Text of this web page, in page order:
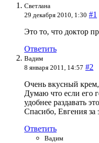
Светлана
29 декабря 2010, 1:30 #1
Это то, что доктор
Ответить
Вадим
8 января 2011, 14:57 #2
Очень вкусный крем,
Думаю что если его
удобнее раздавать
Спасибо, Евгения за
Ответить
Вадим